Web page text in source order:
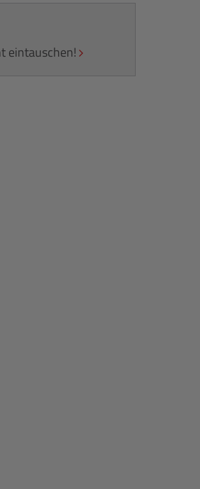
eintauschen!